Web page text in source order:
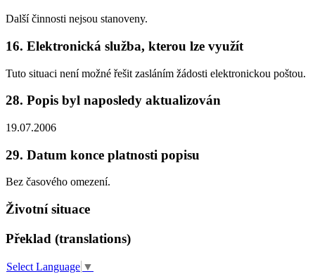
Další činnosti nejsou stanoveny.
16. Elektronická služba, kterou lze využít
Tuto situaci není možné řešit zasláním žádosti elektronickou poštou.
28. Popis byl naposledy aktualizován
19.07.2006
29. Datum konce platnosti popisu
Bez časového omezení.
Životní situace
Překlad (translations)
Select Language ▼